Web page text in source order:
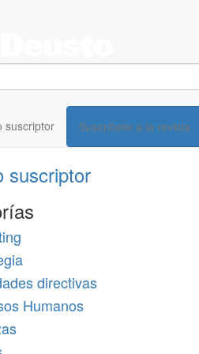
suscriptor Suscríbete a la revista
Harvard Deusto
suscriptor
directivas
Humanos